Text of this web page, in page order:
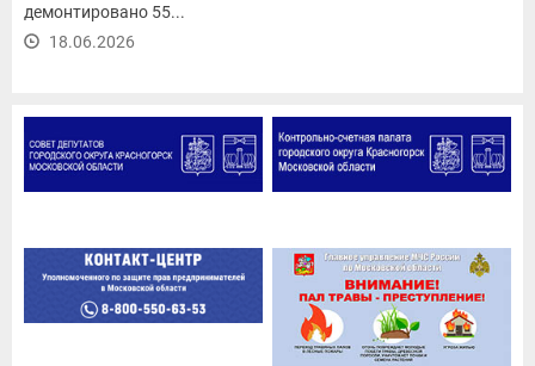
демонтировано 55...
18.06.2026